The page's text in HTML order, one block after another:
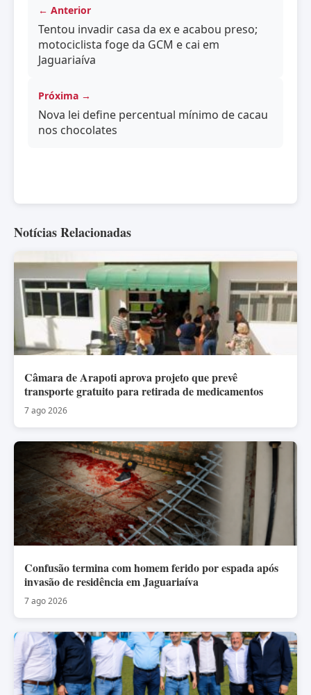
← Anterior
Tentou invadir casa da ex e acabou preso;
motociclista foge da GCM e cai em
Jaguariaíva
Próxima →
Nova lei define percentual mínimo de cacau
nos chocolates
Notícias Relacionadas
Câmara de Arapoti aprova projeto que prevê
transporte gratuito para retirada de medicamentos
7 ago 2026
Confusão termina com homem ferido por espada após
invasão de residência em Jaguariaíva
7 ago 2026